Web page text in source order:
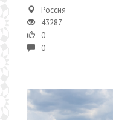
Россия
43287
0
0